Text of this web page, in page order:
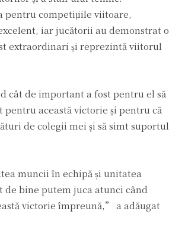
pentru competițiile viitoare,
iar jucătorii au demonstrat o
extraordinari și reprezintă viitorul
cât de important a fost pentru el să
această victorie și pentru că
de colegii mei și să simt suportul
muncii în echipă și unitatea
de bine putem juca atunci când
victorie împreună,” a adăugat